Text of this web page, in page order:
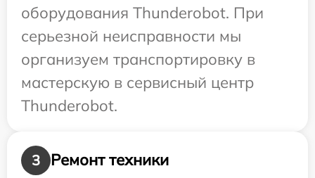
оборудования Thunderobot. При
серьезной неисправности мы
организуем транспортировку в
мастерскую в сервисный центр
Thunderobot.
3
Ремонт техники